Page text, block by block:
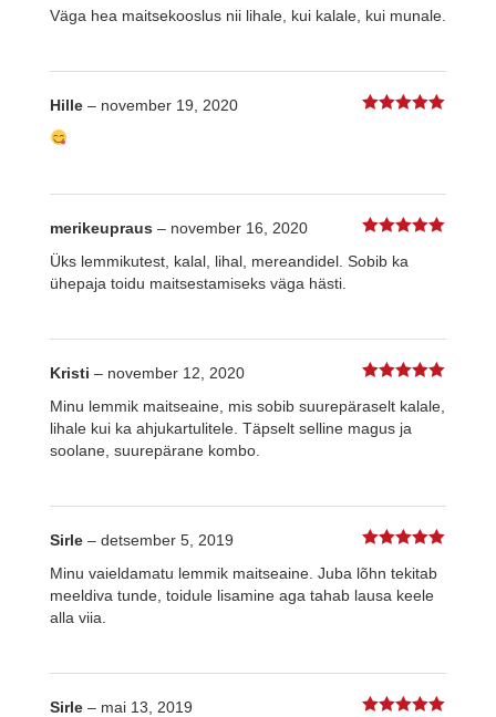
Väga hea maitsekooslus nii lihale, kui kalale, kui munale.
Hille – november 19, 2020
merikeupraus – november 16, 2020
Üks lemmikutest, kalal, lihal, mereandidel. Sobib ka
ühepaja toidu maitsestamiseks väga hästi.
Kristi – november 12, 2020
Minu lemmik maitseaine, mis sobib suurepäraselt kalale,
lihale kui ka ahjukartulitele. Täpselt selline magus ja
soolane, suurepärane kombo.
Sirle – detsember 5, 2019
Minu vaieldamatu lemmik maitseaine. Juba lõhn tekitab
meeldiva tunde, toidule lisamine aga tahab lausa keele
alla viia.
Sirle – mai 13, 2019